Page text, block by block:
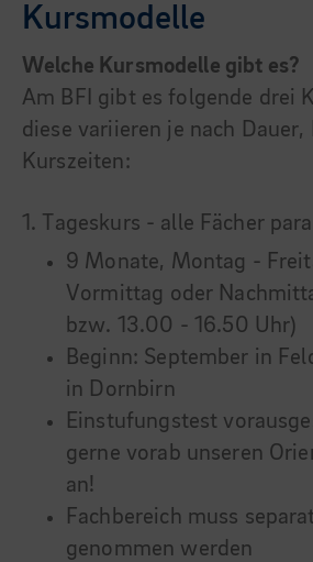
Kursmodelle
Welche Kursmodelle gibt es?
Am BFI gibt es folgende drei
diese variieren je nach
Kurszeiten:
1. Tageskurs - alle Fächer
9 Monate, Montag -
Vormittag oder
bzw. 13.00 - 16.50 Uhr)
Beginn: September in
in Dornbirn
Einstufungstest
gerne vorab unseren
an!
Fachbereich muss
genommen werden